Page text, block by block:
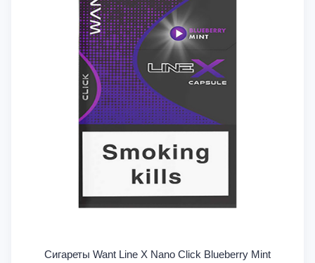
Сигареты Want Line X Nano Click Blueberry Mint